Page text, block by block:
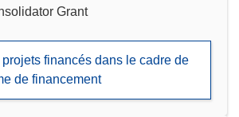
Grant
financés dans le cadre de
de financement